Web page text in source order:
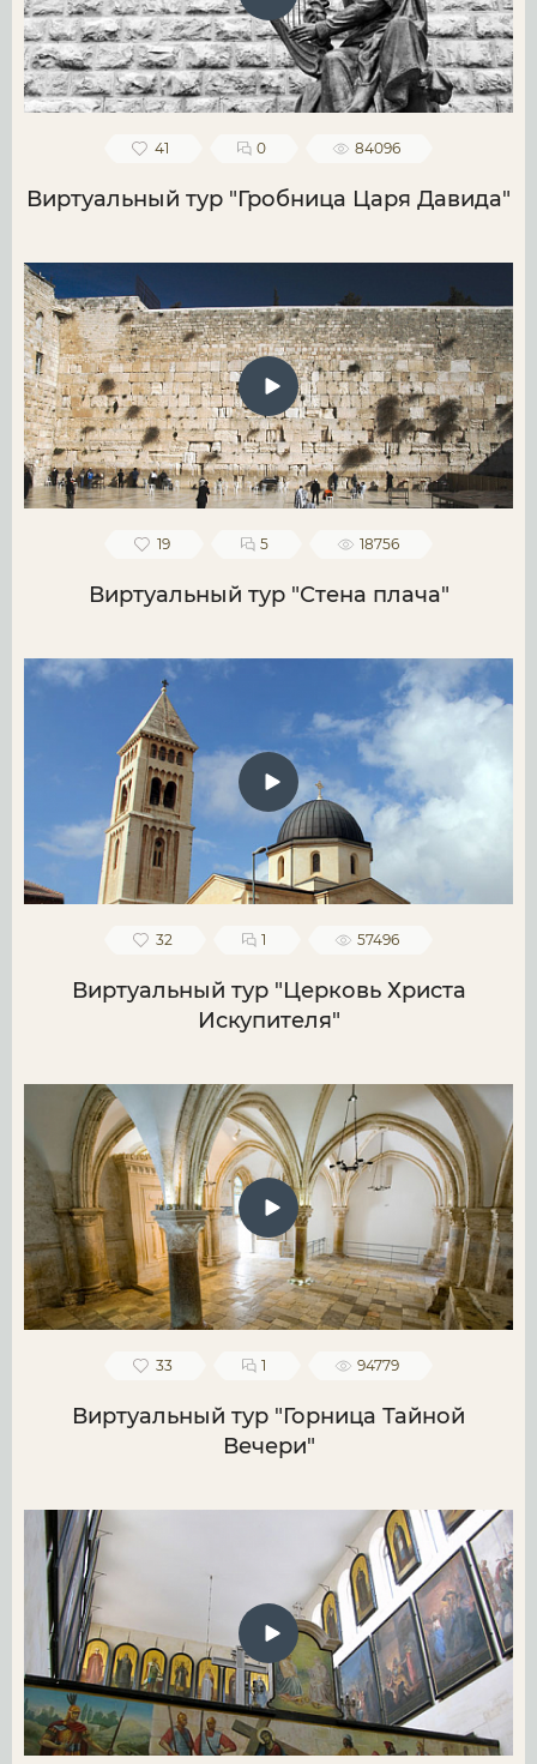
41 0 84096
Виртуальный тур "Гробница Царя Давида"
19 5 18756
Виртуальный тур "Стена плача"
32 1 57496
Виртуальный тур "Церковь Христа
Искупителя"
33 1 94779
Виртуальный тур "Горница Тайной
Вечери"